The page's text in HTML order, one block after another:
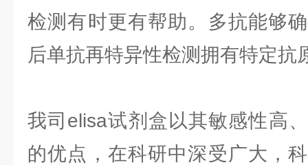
检测有时更有帮助。多抗能够
后单抗再特异性检测拥有特定抗
我司elisa试剂盒以其敏感性高
的优点，在科研中深受广大，